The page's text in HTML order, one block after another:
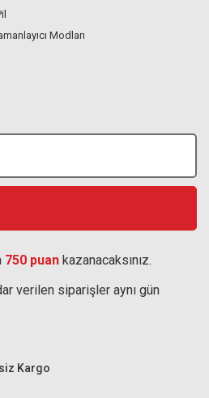
Modları
750 puan kazanacaksınız.
verilen siparişler aynı gün
Kargo